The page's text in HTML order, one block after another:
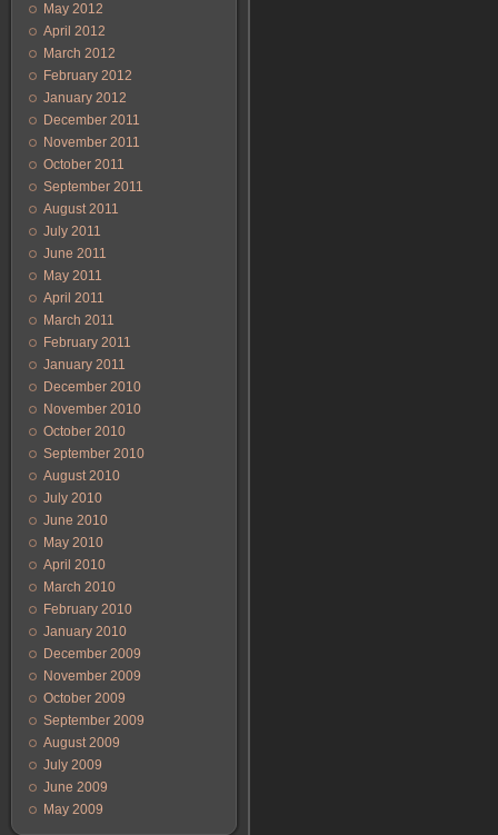
May 2012
April 2012
March 2012
February 2012
January 2012
December 2011
November 2011
October 2011
September 2011
August 2011
July 2011
June 2011
May 2011
April 2011
March 2011
February 2011
January 2011
December 2010
November 2010
October 2010
September 2010
August 2010
July 2010
June 2010
May 2010
April 2010
March 2010
February 2010
January 2010
December 2009
November 2009
October 2009
September 2009
August 2009
July 2009
June 2009
May 2009